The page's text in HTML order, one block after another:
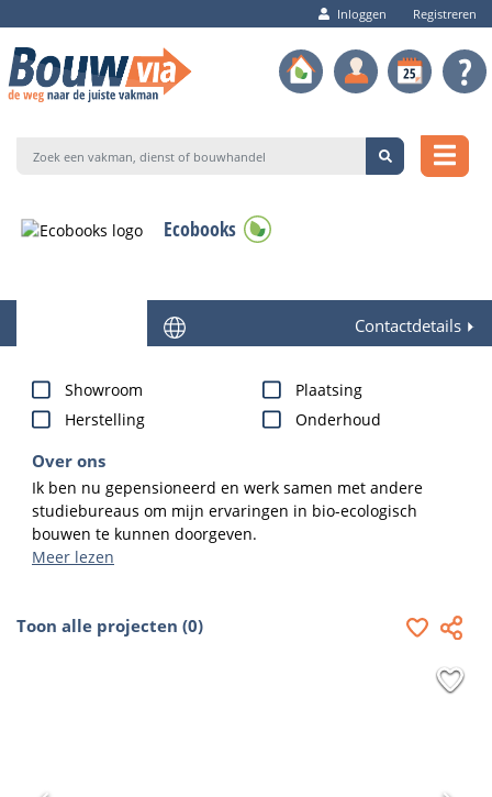
Inloggen Registreren
Ecobooks
Contactdetails
Showroom
Plaatsing
Herstelling
Onderhoud
Over ons
Ik ben nu gepensioneerd en werk samen met andere
studiebureaus om mijn ervaringen in bio-ecologisch
bouwen te kunnen doorgeven.
Meer lezen
Toon alle projecten (0)